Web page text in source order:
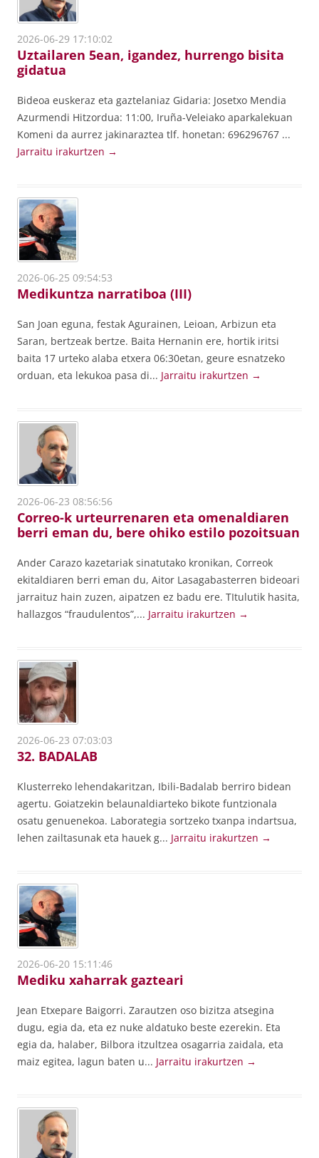
2026-06-29 17:10:02
Uztailaren 5ean, igandez, hurrengo bisita
gidatua
Bideoa euskeraz eta gaztelaniaz Gidaria: Josetxo Mendia
Azurmendi Hitzordua: 11:00, Iruña-Veleiako aparkalekuan
Komeni da aurrez jakinaraztea tlf. honetan: 696296767 ...
Jarraitu irakurtzen →
2026-06-25 09:54:53
Medikuntza narratiboa (III)
San Joan eguna, festak Agurainen, Leioan, Arbizun eta
Saran, bertzeak bertze. Baita Hernanin ere, hortik iritsi
baita 17 urteko alaba etxera 06:30etan, geure esnatzeko
orduan, eta lekukoa pasa di... Jarraitu irakurtzen →
2026-06-23 08:56:56
Correo-k urteurrenaren eta omenaldiaren
berri eman du, bere ohiko estilo pozoitsuan
Ander Carazo kazetariak sinatutako kronikan, Correok
ekitaldiaren berri eman du, Aitor Lasagabasterren bideoari
jarraituz hain zuzen, aipatzen ez badu ere. TItulutik hasita,
hallazgos “fraudulentos”,... Jarraitu irakurtzen →
2026-06-23 07:03:03
32. BADALAB
Klusterreko lehendakaritzan, Ibili-Badalab berriro bidean
agertu. Goiatzekin belaunaldiarteko bikote funtzionala
osatu genuenekoa. Laborategia sortzeko txanpa indartsua,
lehen zailtasunak eta hauek g... Jarraitu irakurtzen →
2026-06-20 15:11:46
Mediku xaharrak gazteari
Jean Etxepare Baigorri. Zarautzen oso bizitza atsegina
dugu, egia da, eta ez nuke aldatuko beste ezerekin. Eta
egia da, halaber, Bilbora itzultzea osagarria zaidala, eta
maiz egitea, lagun baten u... Jarraitu irakurtzen →